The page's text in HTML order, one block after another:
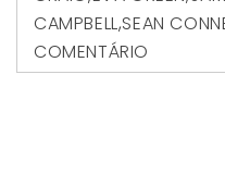
CAMPBELL,SEAN
COMENTÁRIO